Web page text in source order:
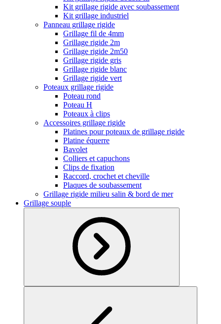
Kit grillage rigide avec soubassement
Kit grillage industriel
Panneau grillage rigide
Grillage fil de 4mm
Grillage rigide 2m
Grillage rigide 2m50
Grillage rigide gris
Grillage rigide blanc
Grillage rigide vert
Poteaux grillage rigide
Poteau rond
Poteau H
Poteaux à clips
Accessoires grillage rigide
Platines pour poteaux de grillage rigide
Platine équerre
Bavolet
Colliers et capuchons
Clips de fixation
Raccord, crochet et cheville
Plaques de soubassement
Grillage rigide milieu salin & bord de mer
Grillage souple